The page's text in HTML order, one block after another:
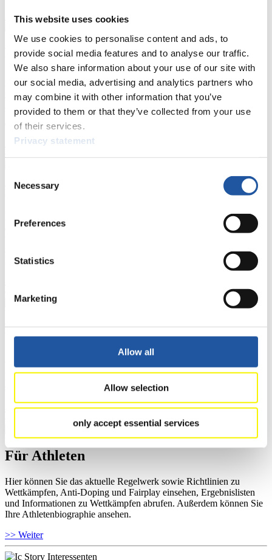
This website uses cookies
We use cookies to personalise content and ads, to
provide social media features and to analyse our traffic.
We also share information about your use of our site with
our social media, advertising and analytics partners who
may combine it with other information that you’ve
provided to them or that they’ve collected from your use
of their services.
Privacy statement
Selection
Necessary
Preferences
Statistics
Marketing
Allow all
Allow selection
only accept essential services
Zielgruppen Anzeigen
Für Presse- und Medienvertreter
Hier finden Sie Informationen für Presse- und Medienvertreter. Sie
haben Zugriff auf Athletenbiographien und Informationen zu
Wettkämpfen. Außerdem können Sie Ihre Medienakkreditierung
beantragen, die Grundregeln des Rennrodelsports einsehen und
allgemeine Neuigkeiten einholen.
>> Weiter
Für Nationale Verbände
Hier können Sie sich über allgemeine Neuigkeiten informieren, das
aktuelle Regelwerk sowie Richtlinien zu Wettkämpfen, Anti-Doping
Ausschreibungen für Wettkämpfe herunterladen, sowie auf die
Mitgliedersektion zugreifen.
Für Ausrichter
Hier können Sie das aktuelle Regelwerk sowie Richtlinien zu
Wettkämpfen, Anti-Doping und Fairplay einsehen, sich über
Kontaktpersonen für Wettkämpfe und Sponsoren informieren,
sowie Informationen über Wettkämpfe abrufen.
>> Weiter
Für Athleten
Hier können Sie das aktuelle Regelwerk sowie Richtlinien zu
Wettkämpfen, Anti-Doping und Fairplay einsehen, Ergebnislisten
und Informationen zu Wettkämpfen abrufen. Außerdem können Sie
Ihre Athletenbiographie ansehen.
>> Weiter